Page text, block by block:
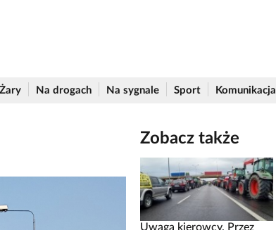
Żary Na drogach Na sygnale Sport Komunikacja
Zobacz także
Uwaga kierowcy. Przez